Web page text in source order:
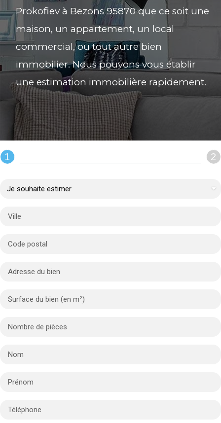
Prokofiev à Bezons 95870 que ce soit une
maison, un appartement, un local
commercial, ou tout autre bien
immobilier. Nous pouvons vous établir
une estimation immobilière rapidement.
REMPLIR LE FORMULAIRE :
1 2